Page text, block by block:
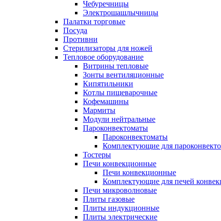
Чебуречницы
Электрошашлычницы
Палатки торговые
Посуда
Противни
Стерилизаторы для ножей
Тепловое оборудование
Витрины тепловые
Зонты вентиляционные
Кипятильники
Котлы пищеварочные
Кофемашины
Мармиты
Модули нейтральные
Пароконвектоматы
Пароконвектоматы
Комплектующие для
Тостеры
Печи конвекционные
Печи конвекционные
Комплектующие для печей
Печи микроволновые
Плиты газовые
Плиты индукционные
Плиты электрические